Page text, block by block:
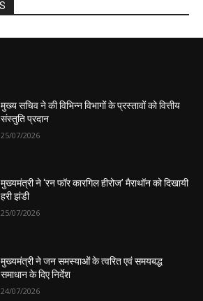
मुख्य सचिव ने की विभिन्न विभागों के प्रस्तावों को वित्तीय
संस्तुति प्रदान
25/07/2026
मुख्यमंत्री ने ‘रन फॉर कारगिल हीरोज’ मैराथॉन को दिखायी
हरी झंडी
25/07/2026
मुख्यमंत्री ने जन समस्याओं के त्वरित एवं समयबद्ध
समाधान के दिए निर्देश
24/07/2026